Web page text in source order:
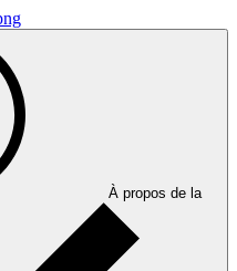
À propos de la